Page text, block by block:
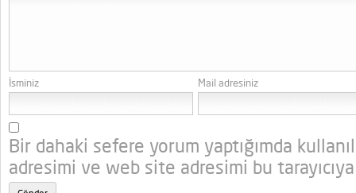
İsminiz Mail adresiniz
Bir dahaki sefere yorum yaptığımda
adresimi ve web site adresimi bu